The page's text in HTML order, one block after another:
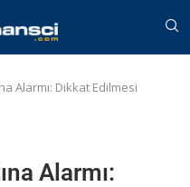
Alarmı: Dikkat Edilmesi
Alarmı: